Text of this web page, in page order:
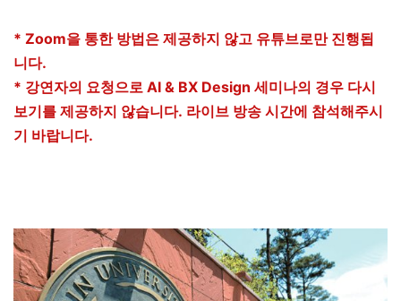
* Zoom을 통한 방법은 제공하지 않고 유튜브로만 진행됩
니다.
* 강연자의 요청으로 AI & BX Design 세미나의 경우 다시
보기를 제공하지 않습니다. 라이브 방송 시간에 참석해주시
기 바랍니다.